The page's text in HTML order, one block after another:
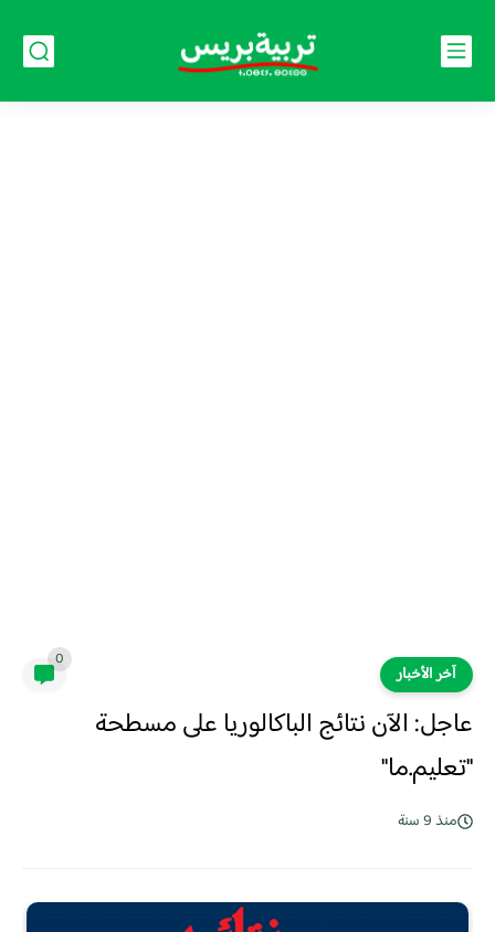
آخر الأخبار
0
عاجل: الآن نتائج الباكالوريا على مسطحة
''تعليم.ما''
منذ 9 سنة